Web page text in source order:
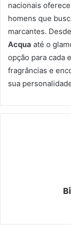
nacionais
homens que
marcantes.
Acqua até o
opção para cada
fragrâncias e
sua